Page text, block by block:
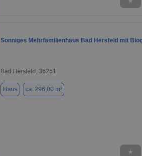
Sonniges Mehrfamilienhaus Bad Hersfeld mit
Bad Hersfeld, 36251
Haus ca. 296,00 m²
★